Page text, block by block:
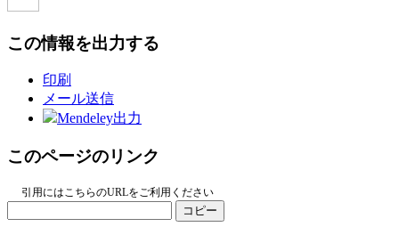
この情報を出力する
印刷
メール送信
Mendeley出力
このページのリンク
引用にはこちらのURLをご利用ください
コピー